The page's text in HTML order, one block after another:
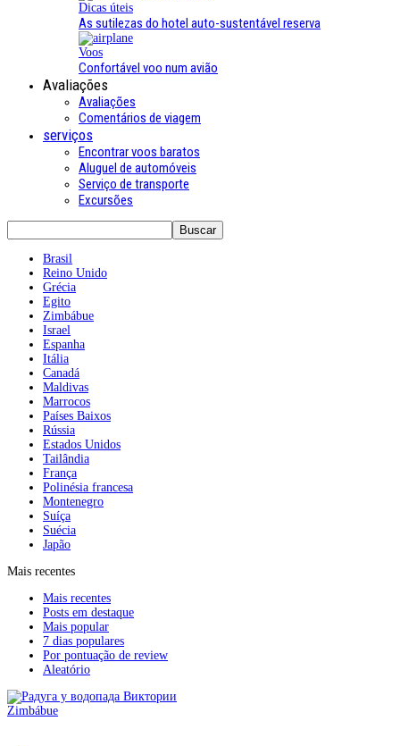
Dicas úteis
As sutilezas do hotel auto-sustentável reserva
Voos
Confortável voo num avião
Avaliações
Avaliações
Comentários de viagem
serviços
Encontrar voos baratos
Aluguel de automóveis
Serviço de transporte
Excursões
Brasil
Reino Unido
Grécia
Egito
Zimbábue
Israel
Espanha
Itália
Canadá
Maldivas
Marrocos
Países Baixos
Rússia
Estados Unidos
Tailândia
França
Polinésia francesa
Montenegro
Suíça
Suécia
Japão
Mais recentes
Mais recentes
Posts em destaque
Mais popular
7 dias populares
Por pontuação de review
Aleatório
Zimbábue